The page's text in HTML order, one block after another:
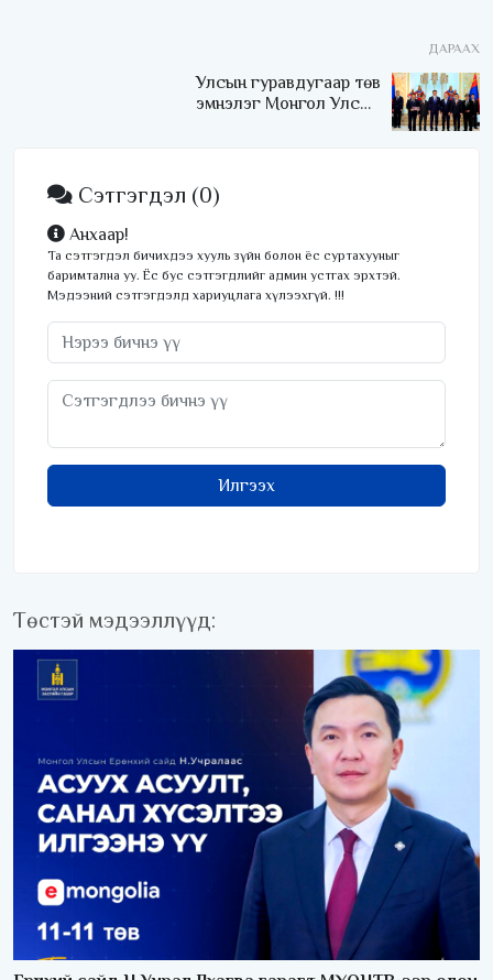
ДАРААХ
Улсын гуравдугаар төв
эмнэлэг Монгол Улсын
Сэтгэгдэл (0)
Анхаар!
Та сэтгэгдэл бичихдээ хууль зүйн болон ёс суртахууныг
баримтална уу. Ёс бус сэтгэгдлийг админ устгах эрхтэй.
Мэдээний сэтгэгдэлд хариуцлага хүлээхгүй. !!!
Илгээх
Төстэй мэдээллүүд: